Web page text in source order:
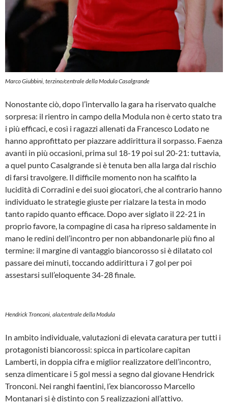
Marco Giubbini, terzino/centrale della Modula Casalgrande
Nonostante ciò, dopo l’intervallo la gara ha riservato qualche
sorpresa: il rientro in campo della Modula non è certo stato tra
i più efficaci, e così i ragazzi allenati da Francesco Lodato ne
hanno approfittato per piazzare addirittura il sorpasso. Faenza
avanti in più occasioni, prima sul 18-19 poi sul 20-21: tuttavia,
a quel punto Casalgrande si è tenuta ben alla larga dal rischio
di farsi travolgere. Il difficile momento non ha scalfito la
lucidità di Corradini e dei suoi giocatori, che al contrario hanno
individuato le strategie giuste per rialzare la testa in modo
tanto rapido quanto efficace. Dopo aver siglato il 22-21 in
proprio favore, la compagine di casa ha ripreso saldamente in
mano le redini dell’incontro per non abbandonarle più fino al
termine: il margine di vantaggio biancorosso si è dilatato col
passare dei minuti, toccando addirittura i 7 gol per poi
assestarsi sull’eloquente 34-28 finale.
Hendrick Tronconi, ala/centrale della Modula
In ambito individuale, valutazioni di elevata caratura per tutti i
protagonisti biancorossi: spicca in particolare capitan
Lamberti, in doppia cifra e miglior realizzatore dell’incontro,
senza dimenticare i 5 gol messi a segno dal giovane Hendrick
Tronconi. Nei ranghi faentini, l’ex biancorosso Marcello
Montanari si è distinto con 5 realizzazioni all’attivo.